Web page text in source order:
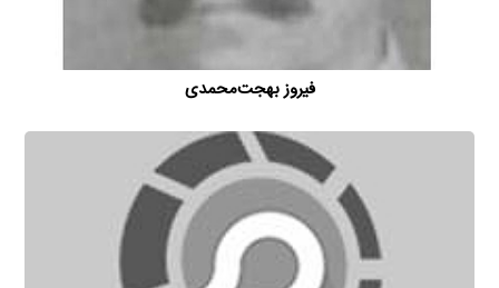
فیروز بهجت‌محمدی